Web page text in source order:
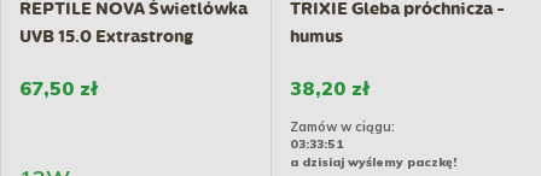
REPTILE NOVA Świetlówka
UVB 15.0 Extrastrong
67,50 zł
TRIXIE Gleba próchnicza -
humus
38,20 zł
Zamów w ciągu:
03:33:50
a dzisiaj wyślemy paczkę!